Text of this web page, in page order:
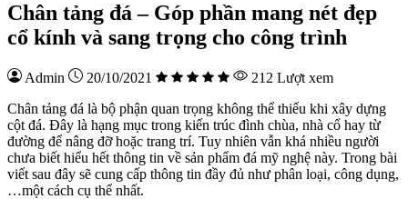
Chân tảng đá – Góp phần mang nét đẹp
cổ kính và sang trọng cho công trình
Admin 20/10/2021
212 Lượt xem
Chân tảng đá là bộ phận quan trọng không thể thiếu khi xây dựng
cột đá. Đây là hạng mục trong kiến trúc đình chùa, nhà cổ hay từ
đường để nâng đỡ hoặc trang trí. Tuy nhiên vẫn khá nhiều người
chưa biết hiểu hết thông tin về sản phẩm đá mỹ nghệ này. Trong bài
viết sau đây sẽ cung cấp thông tin đầy đủ như phân loại, công dụng,
…một cách cụ thể nhất.